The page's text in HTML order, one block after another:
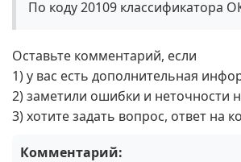
По коду 20109 классификатора
Оставьте комментарий, если
1) у вас есть дополнительная
2) заметили ошибки и неточности
3) хотите задать вопрос, ответ на
Комментарий: